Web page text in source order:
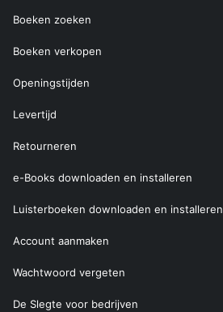
Boeken zoeken
Boeken verkopen
Openingstijden
Levertijd
Retourneren
e-Books downloaden en installeren
Luisterboeken downloaden en installeren
Account aanmaken
Wachtwoord vergeten
De Slegte voor bedrijven